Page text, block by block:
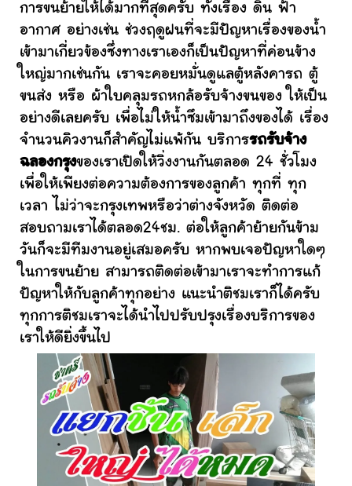
การขนย้ายให้ได้มากที่สุดครับ ทั้งเรื่อง ดิน ฟ้า
อากาศ อย่างเช่น ช่วงฤดูฝนที่จะมีปัญหาเรื่องของน้ำ
เข้ามาเกี่ยวข้องซึ่งทางเราเองก็เป็นปัญหาที่ค่อนข้าง
ใหญ่มากเช่นกัน เราจะคอยหมั่นดูแลตู้หลังคารถ ตู้
ขนส่ง หรือ ผ้าใบคลุมรถหกล้อรับจ้างขนของ ให้เป็น
อย่างดีเลยครับ เพื่อไม่ให้น้ำซึมเข้ามาถึงของได้ เรื่อง
จำนวนคิวงานก็สำคัญไม่แพ้กัน บริการรถรับจ้าง
ฉลองกรุงของเราเปิดให้วิ่งงานกันตลอด 24 ชั่วโมง
เพื่อให้เพียงต่อความต้องการของลูกค้า ทุกที่ ทุก
เวลา ไม่ว่าจะกรุงเทพหรือว่าต่างจังหวัด ติดต่อ
สอบถามเราได้ตลอด24ชม. ต่อให้ลูกค้าย้ายกันข้าม
วันก็จะมีทีมงานอยู่เสมอครับ หากพบเจอปัญหาใดๆ
ในการขนย้าย สามารถติดต่อเข้ามาเราจะทำการแก้
ปัญหาให้กับลูกค้าทุกอย่าง แนะนำติชมเราก็ได้ครับ
ทุกการติชมเราจะได้นำไปปรับปรุงเรื่องบริการของ
เราให้ดียิ่งขึ้นไป